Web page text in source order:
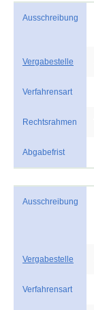
Ausschreibung
Vergabestelle
Verfahrensart
Rechtsrahmen
Abgabefrist
Ausschreibung
Vergabestelle
Verfahrensart